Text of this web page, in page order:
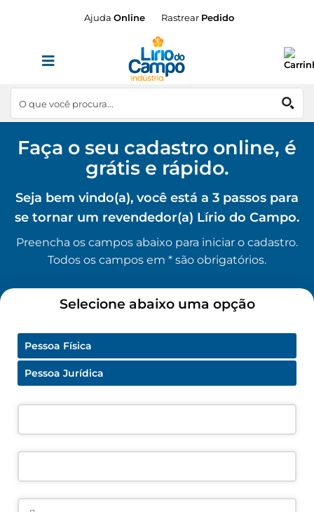
Ajuda Online Rastrear Pedido
Faça o seu cadastro online, é
grátis e rápido.
Seja bem vindo(a), você está a 3 passos para
se tornar um revendedor(a) Lírio do Campo.
Preencha os campos abaixo para iniciar o cadastro.
Todos os campos em * são obrigatórios.
Selecione abaixo uma opção
Pessoa Física
Pessoa Jurídica